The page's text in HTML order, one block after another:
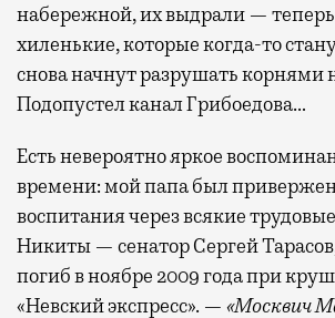
набережной, их выдрали — теперь
хиленькие, которые когда-то
снова начнут разрушать
Подопустел канал Грибоедова…
Есть невероятно яркое
времени: мой папа был
воспитания через всякие
Никиты — сенатор Сергей
погиб в ноябре 2009 года при
«Невский экспресс». — «Москвич